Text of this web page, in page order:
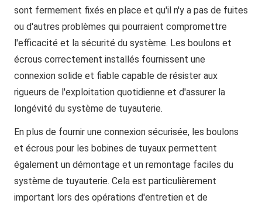
sont fermement fixés en place et qu'il n'y a pas de fuites
ou d'autres problèmes qui pourraient compromettre
l'efficacité et la sécurité du système. Les boulons et
écrous correctement installés fournissent une
connexion solide et fiable capable de résister aux
rigueurs de l'exploitation quotidienne et d'assurer la
longévité du système de tuyauterie.
En plus de fournir une connexion sécurisée, les boulons
et écrous pour les bobines de tuyaux permettent
également un démontage et un remontage faciles du
système de tuyauterie. Cela est particulièrement
important lors des opérations d'entretien et de